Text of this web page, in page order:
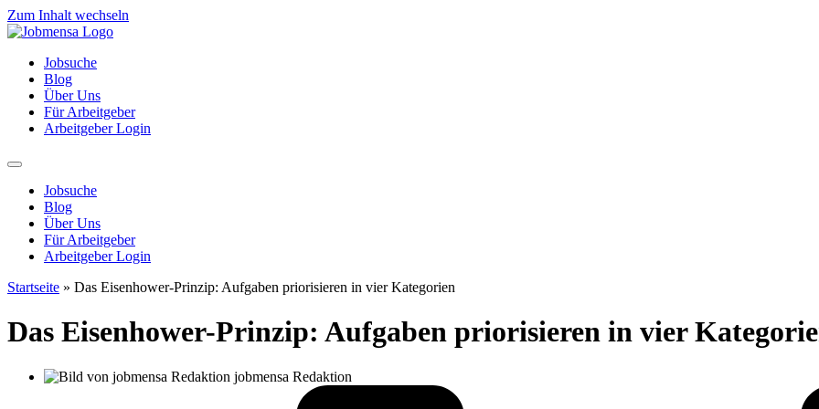
Zum Inhalt wechseln
Jobsuche
Blog
Über Uns
Für Arbeitgeber
Arbeitgeber Login
Jobsuche
Blog
Über Uns
Für Arbeitgeber
Arbeitgeber Login
Startseite » Das Eisenhower-Prinzip: Aufgaben priorisieren in vier Kategorien
Das Eisenhower-Prinzip: Aufgaben priorisieren in vier
jobmensa Redaktion